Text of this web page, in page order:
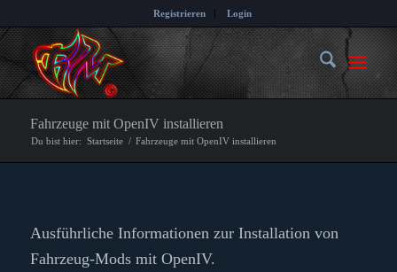
Registrieren Login
Fahrzeuge mit OpenIV installieren
Du bist hier: Startseite / Fahrzeuge mit OpenIV installieren
Ausführliche Informationen zur Installation von
Fahrzeug-Mods mit OpenIV.